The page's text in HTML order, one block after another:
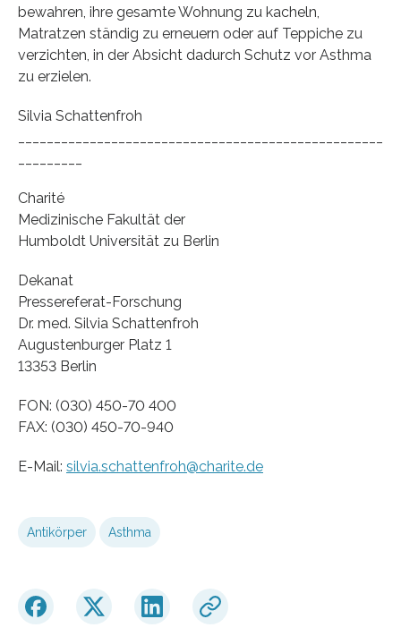
bewahren, ihre gesamte Wohnung zu kacheln,
Matratzen ständig zu erneuern oder auf Teppiche zu
verzichten, in der Absicht dadurch Schutz vor Asthma
zu erzielen.
Silvia Schattenfroh
Charité
Medizinische Fakultät der
Humboldt Universität zu Berlin
Dekanat
Pressereferat-Forschung
Dr. med. Silvia Schattenfroh
Augustenburger Platz 1
13353 Berlin
FON: (030) 450-70 400
FAX: (030) 450-70-940
E-Mail: silvia.schattenfroh@charite.de
Antikörper Asthma